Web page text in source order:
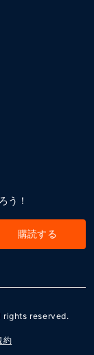
う！
購読する
rights reserved.
約